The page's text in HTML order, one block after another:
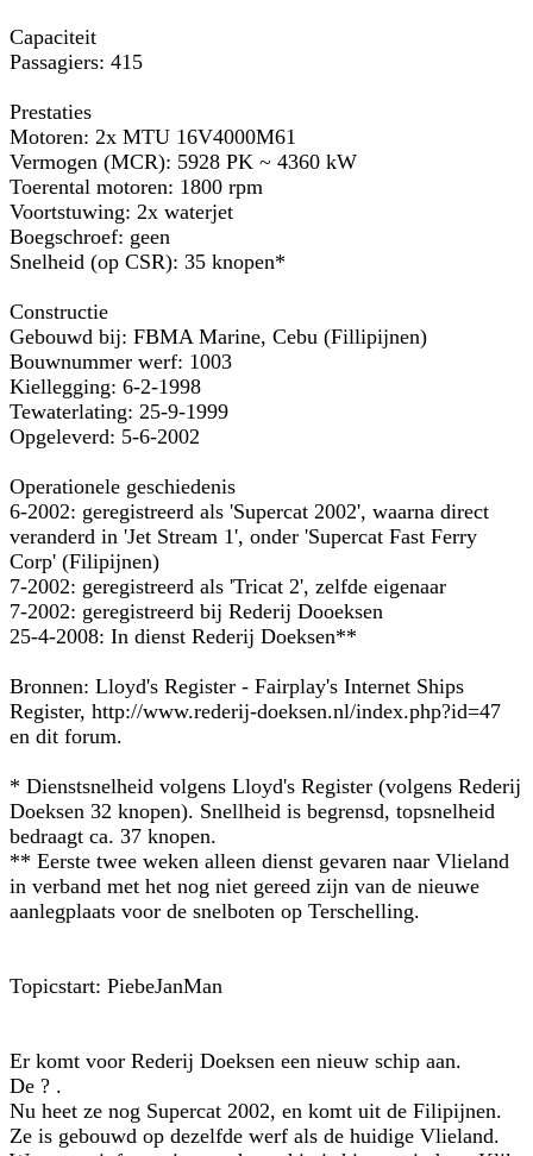
Capaciteit
Passagiers: 415
Prestaties
Motoren: 2x MTU 16V4000M61
Vermogen (MCR): 5928 PK ~ 4360 kW
Toerental motoren: 1800 rpm
Voortstuwing: 2x waterjet
Boegschroef: geen
Snelheid (op CSR): 35 knopen*
Constructie
Gebouwd bij: FBMA Marine, Cebu (Fillipijnen)
Bouwnummer werf: 1003
Kiellegging: 6-2-1998
Tewaterlating: 25-9-1999
Opgeleverd: 5-6-2002
Operationele geschiedenis
6-2002: geregistreerd als 'Supercat 2002', waarna direct
veranderd in 'Jet Stream 1', onder 'Supercat Fast Ferry
Corp' (Filipijnen)
7-2002: geregistreerd als 'Tricat 2', zelfde eigenaar
7-2002: geregistreerd bij Rederij Dooeksen
25-4-2008: In dienst Rederij Doeksen**
Bronnen: Lloyd's Register - Fairplay's Internet Ships
Register, http://www.rederij-doeksen.nl/index.php?id=47
en dit forum.
* Dienstsnelheid volgens Lloyd's Register (volgens Rederij
Doeksen 32 knopen). Snellheid is begrensd, topsnelheid
bedraagt ca. 37 knopen.
** Eerste twee weken alleen dienst gevaren naar Vlieland
in verband met het nog niet gereed zijn van de nieuwe
aanlegplaats voor de snelboten op Terschelling.
Topicstart: PiebeJanMan
Er komt voor Rederij Doeksen een nieuw schip aan.
De ? .
Nu heet ze nog Supercat 2002, en komt uit de Filipijnen.
Ze is gebouwd op dezelfde werf als de huidige Vlieland.